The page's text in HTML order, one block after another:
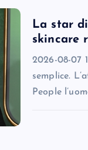
La star
skincare
2026-08-07
semplice.
People